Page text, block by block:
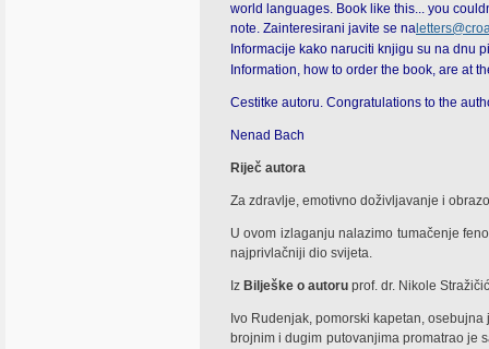
world languages. Book like this... you
note. Zainteresirani javite se na
Informacije kako naruciti knjigu su na dnu
Information, how to order the book, are at
Cestitke autoru. Congratulations to the
Nenad Bach
Riječ autora
Za zdravlje, emotivno doživljavanje i
U ovom izlaganju nalazimo tumačenje
najprivlačniji dio svijeta.
Iz Bilješke o autoru prof. dr. Nikole
Ivo Rudenjak, pomorski kapetan,
brojnim i dugim putovanjima promatrao je